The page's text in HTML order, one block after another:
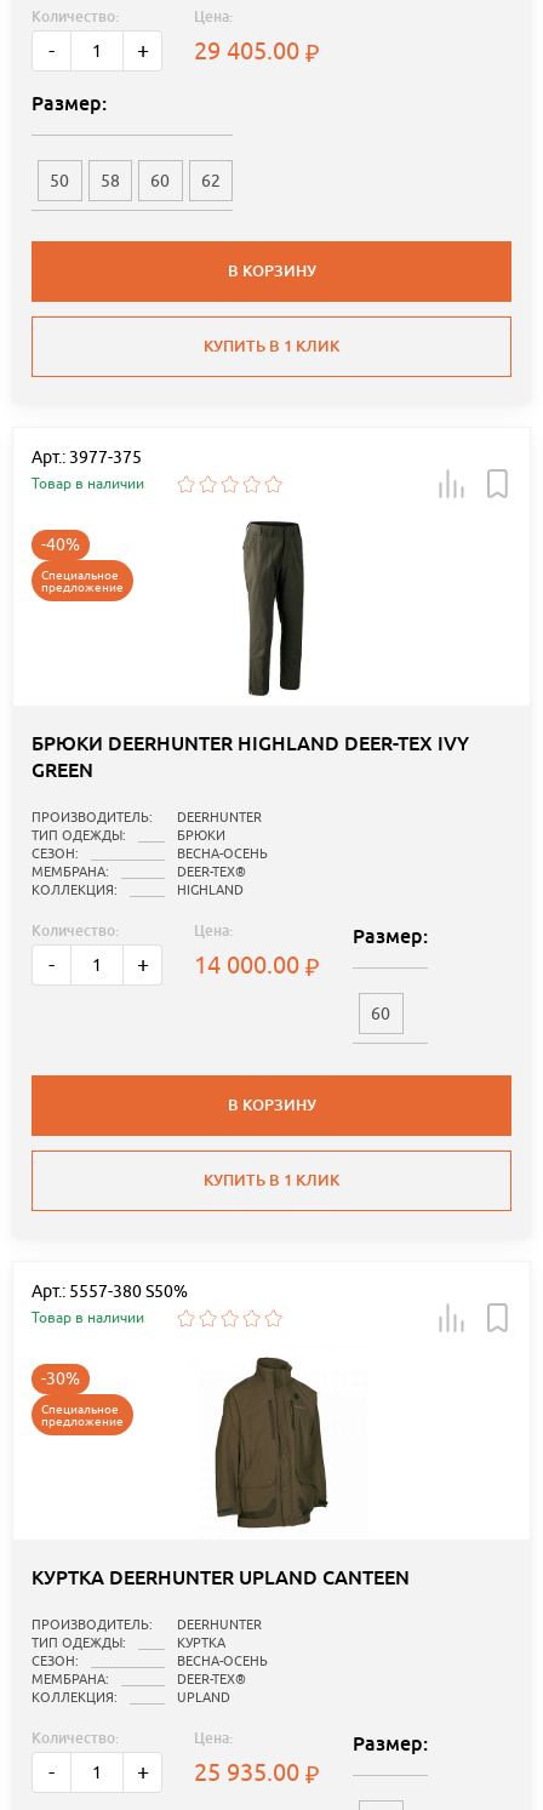
Количество:
- +
Цена:
29 405.00
Размер:
50 58 60 62
В КОРЗИНУ
КУПИТЬ В 1 КЛИК
Арт.: 3977-375
Товар в наличии
-40%
Специальное
предложение
БРЮКИ DEERHUNTER HIGHLAND DEER-TEX IVY
GREEN
ПРОИЗВОДИТЕЛЬ:
DEERHUNTER
ТИП ОДЕЖДЫ:
БРЮКИ
СЕЗОН:
ВЕСНА-ОСЕНЬ
МЕМБРАНА:
DEER-TEX®
КОЛЛЕКЦИЯ:
HIGHLAND
Количество:
- +
Цена:
14 000.00
Размер:
60
В КОРЗИНУ
КУПИТЬ В 1 КЛИК
Арт.: 5557-380 S50%
Товар в наличии
-30%
Специальное
предложение
КУРТКА DEERHUNTER UPLAND CANTEEN
ПРОИЗВОДИТЕЛЬ:
DEERHUNTER
ТИП ОДЕЖДЫ:
КУРТКА
СЕЗОН:
ВЕСНА-ОСЕНЬ
МЕМБРАНА:
DEER-TEX®
КОЛЛЕКЦИЯ:
UPLAND
Количество:
- +
Цена:
25 935.00
Размер: